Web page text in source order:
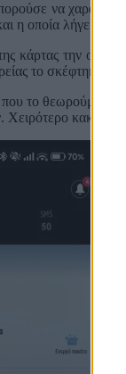
να
η οποία λήγει σε
κάρτας την
το σκέφτηκε;
το θεωρούμε
Χειρότερο κακό